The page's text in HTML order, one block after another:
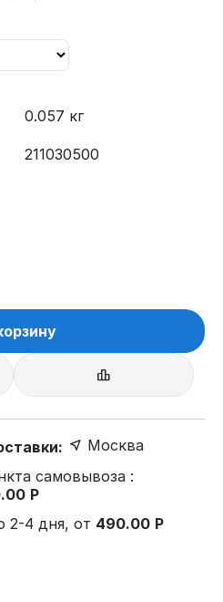
0.057 кг
211030500
Москва
самовывоза :
Р
2-4 дня, от 490.00 Р